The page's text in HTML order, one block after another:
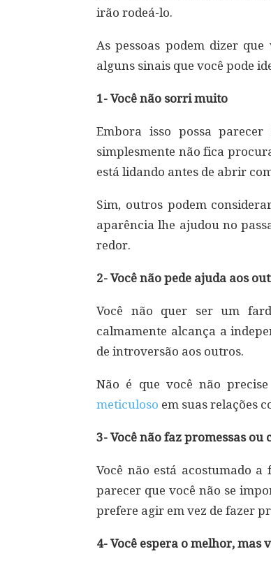
irão rodeá-lo.
As pessoas podem dizer
alguns sinais que você pode
1- Você não sorri muito
Embora isso possa
simplesmente não fica
está lidando antes de abrir
Sim, outros podem
aparência lhe ajudou no
redor.
2- Você não pede ajuda aos
Você não quer ser um
calmamente alcança a
de introversão aos outros.
Não é que você não
meticuloso em suas relações
3- Você não faz promessas ou
Você não está acostumado
parecer que você não se
prefere agir em vez de fazer
4- Você espera o melhor, mas